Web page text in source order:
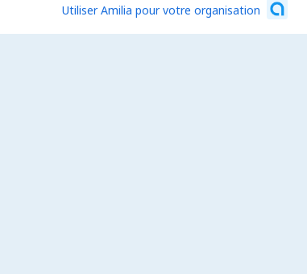
Utiliser Amilia pour votre organisation